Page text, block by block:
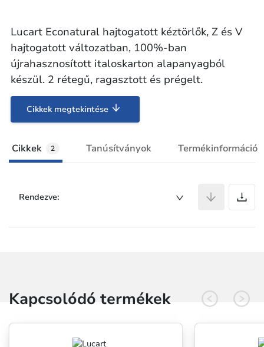
Lucart Econatural hajtogatott kéztörlők, Z és V
hajtogatott változatban, 100%-ban
újrahasznosított italoskarton alapanyagból
készül. 2 rétegű, ragasztott és prégelt.
Cikkek megtekintése
Cikkek 2 Tanúsítványok Termékinformáció
Rendezve:
Kapcsolódó termékek